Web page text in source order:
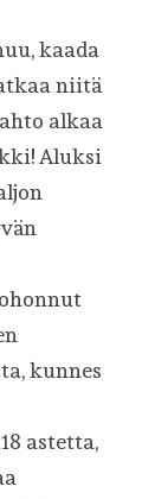
kaada
niitä
alkaa
Aluksi
kunnes
astetta,